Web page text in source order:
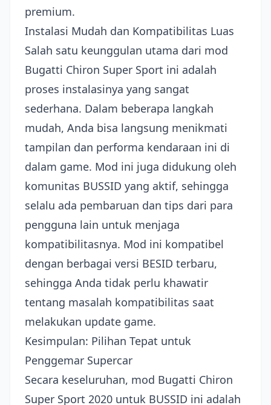
premium.
Instalasi Mudah dan Kompatibilitas Luas
Salah satu keunggulan utama dari mod
Bugatti Chiron Super Sport ini adalah
proses instalasinya yang sangat
sederhana. Dalam beberapa langkah
mudah, Anda bisa langsung menikmati
tampilan dan performa kendaraan ini di
dalam game. Mod ini juga didukung oleh
komunitas BUSSID yang aktif, sehingga
selalu ada pembaruan dan tips dari para
pengguna lain untuk menjaga
kompatibilitasnya. Mod ini kompatibel
dengan berbagai versi BESID terbaru,
sehingga Anda tidak perlu khawatir
tentang masalah kompatibilitas saat
melakukan update game.
Kesimpulan: Pilihan Tepat untuk
Penggemar Supercar
Secara keseluruhan, mod Bugatti Chiron
Super Sport 2020 untuk BUSSID ini adalah